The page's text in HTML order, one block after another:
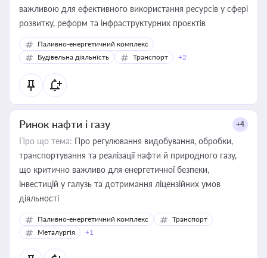
важливою для ефективного використання ресурсів у сфері
розвитку, реформ та інфраструктурних проєктів
Паливно-енергетичний комплекс
Будівельна діяльність
Транспорт +2
Ринок нафти і газу +4
Про що тема: Про регулювання видобування, обробки,
транспортування та реалізації нафти й природного газу,
що критично важливо для енергетичної безпеки,
інвестицій у галузь та дотримання ліцензійних умов
діяльності
Паливно-енергетичний комплекс
Транспорт
Металургія
+1